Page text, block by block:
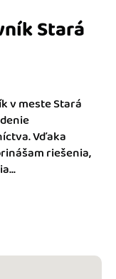
Stará
v meste Stará
Vďaka
riešenia,